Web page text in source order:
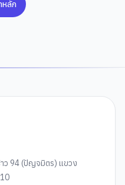
หลัก
ว 94 (ปัญจมิตร) แขวง